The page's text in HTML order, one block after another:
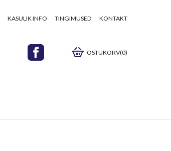
KASULIK INFO TINGIMUSED KONTAKT
OSTUKORV(0)